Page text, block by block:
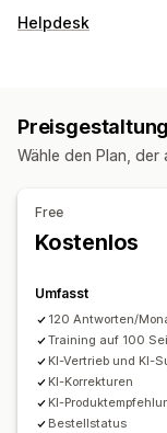
Nachrichten in
Kundeneinblicke
FAQs
Begrüßungen
Cross-Selling
Anpassung
Farbe und Schriftart
Chatzuweisung
Helpdesk
Self-Service Help
Eskalation
Nachverfolgung
Mehrere Sprachen
Preisgestaltung
Wähle den Plan, der
Free
Kostenlos
Umfasst
120 Antworten/
Training auf 100
KI-Vertrieb und KI-
KI-Korrekturen
KI-
Bestellstatus